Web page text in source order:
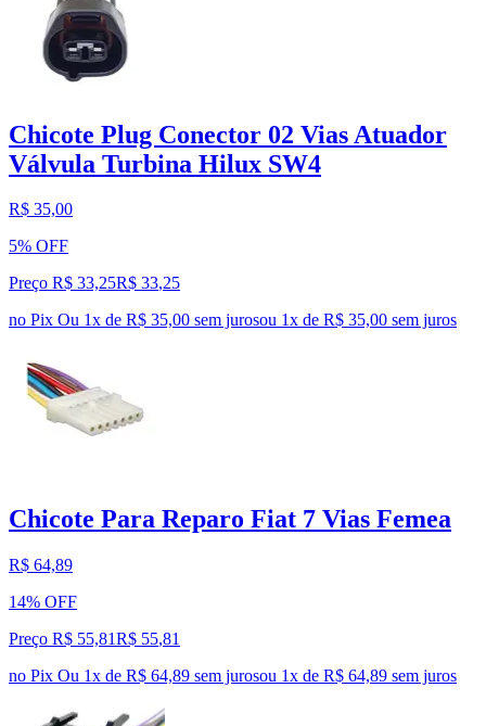
Chicote Plug Conector 02 Vias Atuador
Válvula Turbina Hilux SW4
R$ 35,00
5% OFF
Preço R$ 33,25R$ 33,25
no Pix Ou 1x de R$ 35,00 sem jurosou 1x de R$ 35,00 sem juros
Chicote Para Reparo Fiat 7 Vias Femea
R$ 64,89
14% OFF
Preço R$ 55,81R$ 55,81
no Pix Ou 1x de R$ 64,89 sem jurosou 1x de R$ 64,89 sem juros